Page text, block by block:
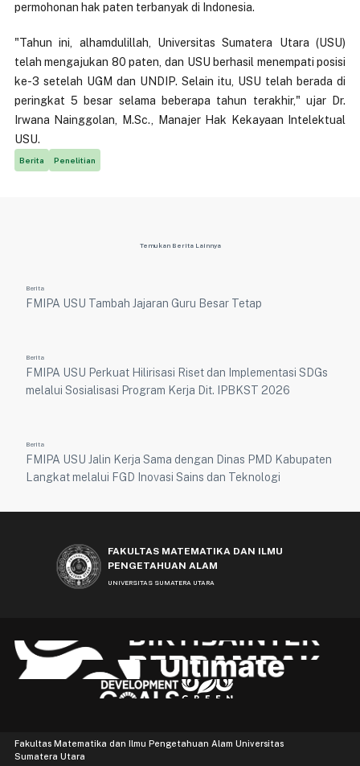
permohonan hak paten terbanyak di Indonesia.
"Tahun ini, alhamdulillah, Universitas Sumatera Utara (USU)
telah mengajukan 80 paten, dan USU berhasil menempati posisi
ke-3 setelah UGM dan UNDIP. Selain itu, USU telah berada di
peringkat 5 besar selama beberapa tahun terakhir," ujar Dr.
Irwana Nainggolan, M.Sc., Manajer Hak Kekayaan Intelektual
USU.
Berita Penelitian
Temukan Berita Lainnya
Berita
FMIPA USU Tambah Jajaran Guru Besar Tetap
Berita
FMIPA USU Perkuat Hilirisasi Riset dan Implementasi SDGs
melalui Sosialisasi Program Kerja Dit. IPBKST 2026
Berita
FMIPA USU Jalin Kerja Sama dengan Dinas PMD Kabupaten
Langkat melalui FGD Inovasi Sains dan Teknologi
FAKULTAS MATEMATIKA DAN ILMU
PENGETAHUAN ALAM
UNIVERSITAS SUMATERA UTARA
Fakultas Matematika dan Ilmu Pengetahuan Alam Universitas
Sumatera Utara